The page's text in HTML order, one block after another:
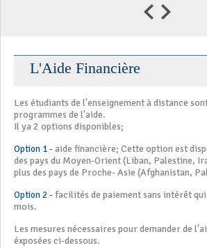
L'Aide Financière
Les étudiants de l'enseignement à distance
programmes de l'aide.
Il ya 2 options disponibles;
Option 1 - aide financière; Cette option est
des pays du Moyen-Orient (Liban, Palestine,
plus des pays de Proche- Asie (Afghanistan,
Option 2 - facilités de paiement sans intérêt
mois.
Les mesures nécessaires pour demander de
éxposées ci-dessous.